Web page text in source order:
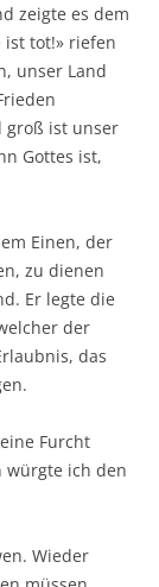
zeigte es dem
ist tot!» riefen
unser Land
groß ist unser
Gottes ist,
Einen, der
zu dienen
Er legte die
der
das
Furcht
würgte ich den
Wieder